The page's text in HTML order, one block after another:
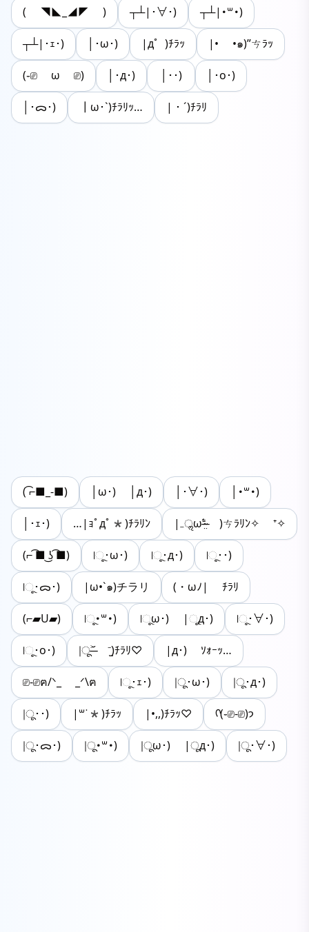
( ◥◣_◢◤ ) ┬┴|･∀･) ┬┴|･꒳･)
┬┴|･ｪ･) │･ω･) ‬|д゜)ﾁﾗｯ |• •๑)”ㄘﾗｯ
(֊⎚ ω ⎚) │･д･) │･･) │･o･)
│･ᯅ･) ┃ω･`)ﾁﾗﾘｯ… |・´)ﾁﾗﾘ
( ͡⌐■_-■) │ω･) │д･) │･∀･) │･꒳･)
│･ｪ･) …|ｮﾟдﾟ*)ﾁﾗﾘﾝ |₋ॢω⁼̴̶̤́ )ㄘﾗﾘﾝ✧ ⁺✧
(⌐ ͡■ ͜ʖ ͡■) |ૂ･ω･) |ૂ･д･) |ૂ･･)
|ૂ･ᯅ･) |ω•`๑)チラリ (・ωﾉ| ﾁﾗﾘ
(⌐▰U▰) |ૂ･꒳･) |ૂω･) |ૂд･) |ૂ･∀･)
|ૂ･o･) |ू˃̶᷄ ⁻̫)ﾁﾗﾘ♡ |д･) ｿｫｰｯ…
⎚-⎚ฅ/ᐠ_ _ᐟ\ฅ |ૂ･ｪ･) |ू･ω･) |ू･д･)
|ू･･) |꒳˙*)ﾁﾗｯ |•,,)ﾁﾗｯ♡ ᡣ(֊⎚-⎚)𐭩
|ू･ᯅ･) |ू･꒳･) |ूω･) |ूд･) |ू･∀･)